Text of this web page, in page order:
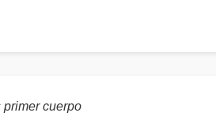
cuerpo